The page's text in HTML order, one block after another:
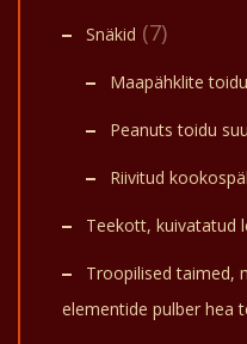
Snäkid (7)
Maapähklite
Peanuts toidu
Riivitud
Teekott, kuivatatud
Troopilised taimed,
elementide pulber hea